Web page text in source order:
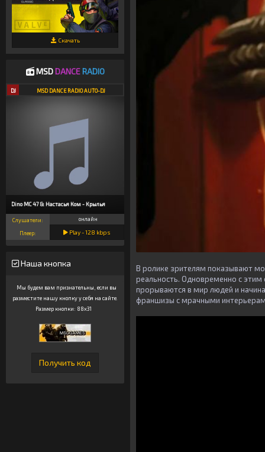
Скачать
MSDDANCE RADIO
DJ MSD DANCE RADIO AUTO-DJ
Dino MC 47 & Настасья Ком - Крылья
Слушатели: онлайн
Плеер: Play -128 kbps
Наша кнопка
Мы будем вам признательны, если вы
разместите нашу кнопку у себя на сайте.
Размер кнопки: 88x31
В ролике зрителям показывают
реальность. Одновременно с этим
прорываются в мир людей и
франшизы с мрачными